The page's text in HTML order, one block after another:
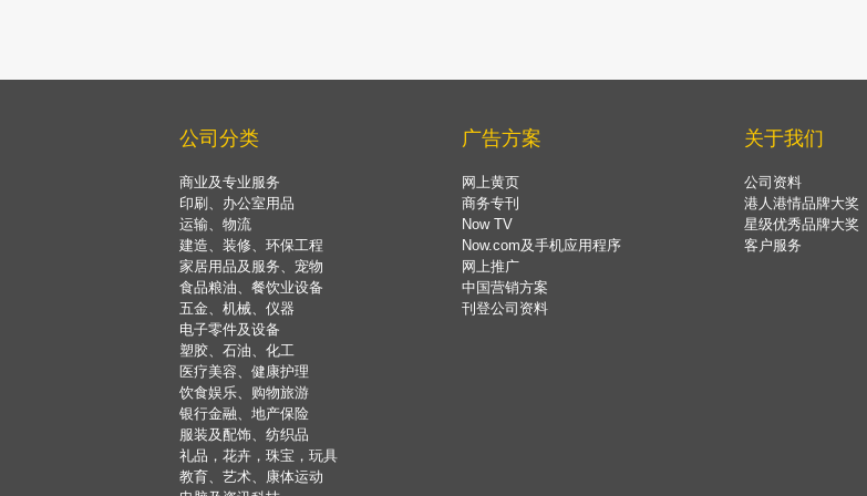
公司分类
商业及专业服务
印刷、办公室用品
运输、物流
建造、装修、环保工程
家居用品及服务、宠物
食品粮油、餐饮业设备
五金、机械、仪器
电子零件及设备
塑胶、石油、化工
医疗美容、健康护理
饮食娱乐、购物旅游
银行金融、地产保险
服装及配饰、纺织品
礼品，花卉，珠宝，玩具
教育、艺术、康体运动
广告方案
网上黄页
商务专刊
Now TV
Now.com及手机应用程序
网上推广
中国营销方案
刊登公司资料
关于我们
公司资料
港人港情品牌大奖
星级优秀品牌大奖
客户服务